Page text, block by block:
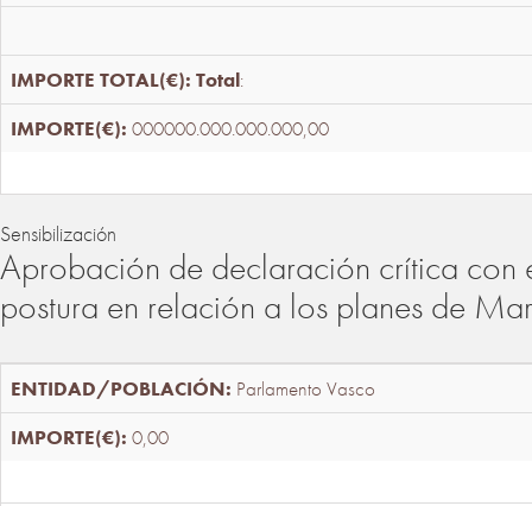
Total:
000000.000.000.000,00
Sensibilización
Aprobación de declaración crítica con
postura en relación a los planes de
Parlamento Vasco
0,00